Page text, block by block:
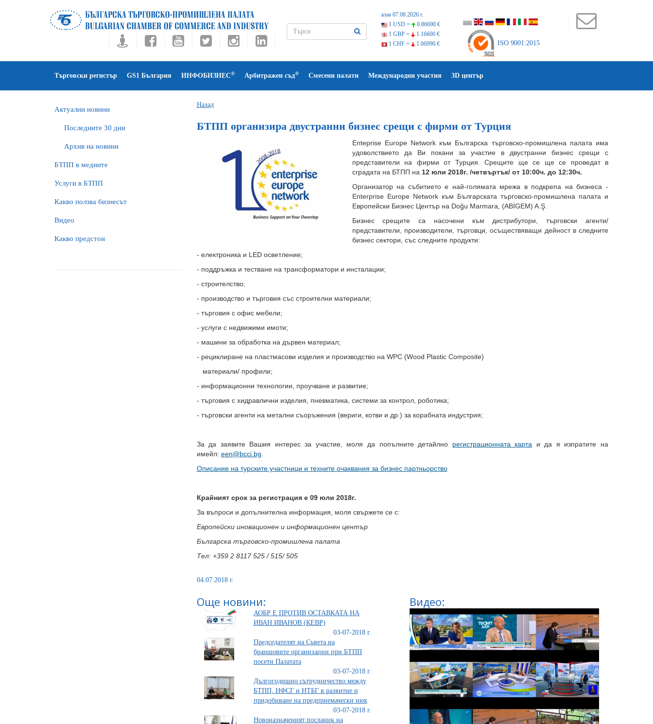
към 07.08.2026 г.
1 USD =
0.86690 €
1 GBP =
1.16600 €
1 CHF =
1.06990 € ISO 9001:2015
Търговски регистър GS1 България ИНФОБИЗНЕС® Арбитражен съд® Смесени палати Международни участия 3D център
Актуални новини
Последните 30 дни
Архив на новини
БTПП в медиите
Услуги в БТПП
Какво ползва бизнесът
Видео
Какво предстои
Назад
БТПП организира двустранни бизнес срещи с фирми от Турция
Еnteprise Europe Network към Българска търговско-промишлена палата има
удоволствието да Ви покани за участие в двустранни бизнес срещи с
представители на фирми от Турция. Срещите ще се ще се проведат в
сградата на БТПП на 12 юли 2018г. /четвъртък/ от 10:00ч. до 12:30ч.
Организатор на събитието е най-голямата мрежа в подкрепа на бизнеса -
Enterprise Europe Network към Българската търговско-промишлена палата и
Европейски Бизнес Център на Doğu Marmara, (ABİGEM) A.Ş.
Бизнес срещите са насочени към дистрибутори, търговски агенти/
представители, производители, търговци, осъществяващи дейност в следните
бизнес сектори, със следните продукти:
- електроника и LED осветление;
- поддръжка и тестване на трансформатори и инсталации;
- строителство;
- производство и търговия със строителни материали;
- търговия с офис мебели;
- услуги с недвижими имоти;
- машини за обработка на дървен материал;
- рециклиране на пластмасови изделия и производство на WPC (Wood Plastic Composite)
материали/ профили;
- информационни технологии, проучване и развитие;
- търговия с хидравлични изделия, пневматика, системи за контрол, роботика;
- търговски агенти на метални съоръжения (вериги, котви и др.) за корабната индустрия;
За да заявите Вашия интерес за участие, моля да попълните детайлно регистрационната карта и да я изпратите на
имейл: een@bcci.bg
Описание на турските участници и техните очаквания за бизнес партньорство
Крайният срок за регистрация е 09 юли 2018г.
За въпроси и допълнителна информация, моля свържете се с:
Европейски иновационен и информационен център
Българска търговско-промишлена палата
Тел: +359 2 8117 525 / 515/ 505
04.07.2018 г.
Още новини:
АОБР Е ПРОТИВ ОСТАВКАТА НА
ИВАН ИВАНОВ (КЕВР)
03-07-2018 г.
Председателят на Съвета на
браншовите организации при БТПП
посети Палатата
03-07-2018 г.
Дългогодишно сътрудничество между
БТПП, НФСГ и НТБГ в развитие и
придобиване на предприемачески нюх
03-07-2018 г.
Новоназначеният посланик на
Видео: